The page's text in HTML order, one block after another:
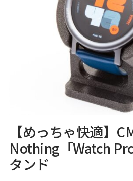
【めっちゃ快適】
Nothing「Watch
タンド